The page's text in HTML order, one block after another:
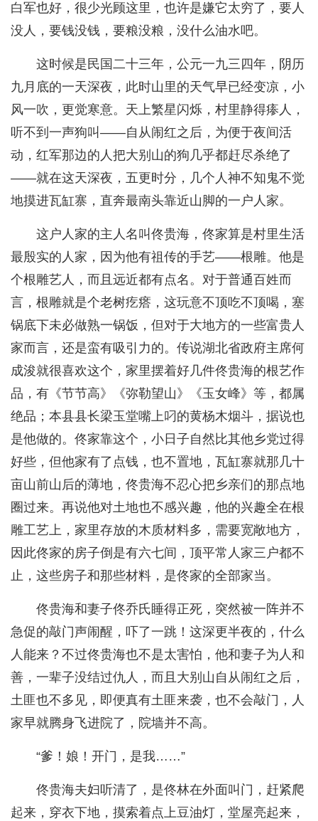
白军也好，很少光顾这里，也许是嫌它太穷了，要人
没人，要钱没钱，要粮没粮，没什么油水吧。
这时候是民国二十三年，公元一九三四年，阴历
九月底的一天深夜，此时山里的天气早已经变凉，小
风一吹，更觉寒意。天上繁星闪烁，村里静得瘆人，
听不到一声狗叫——自从闹红之后，为便于夜间活
动，红军那边的人把大别山的狗几乎都赶尽杀绝了
——就在这天深夜，五更时分，几个人神不知鬼不觉
地摸进瓦缸寨，直奔最南头靠近山脚的一户人家。
这户人家的主人名叫佟贵海，佟家算是村里生活
最殷实的人家，因为他有祖传的手艺——根雕。他是
个根雕艺人，而且远近都有点名。对于普通百姓而
言，根雕就是个老树疙瘩，这玩意不顶吃不顶喝，塞
锅底下未必做熟一锅饭，但对于大地方的一些富贵人
家而言，还是蛮有吸引力的。传说湖北省政府主席何
成浚就很喜欢这个，家里摆着好几件佟贵海的根艺作
品，有《节节高》《弥勒望山》《玉女峰》等，都属
绝品；本县县长梁玉堂嘴上叼的黄杨木烟斗，据说也
是他做的。佟家靠这个，小日子自然比其他乡党过得
好些，但他家有了点钱，也不置地，瓦缸寨就那几十
亩山前山后的薄地，佟贵海不忍心把乡亲们的那点地
圈过来。再说他对土地也不感兴趣，他的兴趣全在根
雕工艺上，家里存放的木质材料多，需要宽敞地方，
因此佟家的房子倒是有六七间，顶平常人家三户都不
止，这些房子和那些材料，是佟家的全部家当。
佟贵海和妻子佟乔氏睡得正死，突然被一阵并不
急促的敲门声闹醒，吓了一跳！这深更半夜的，什么
人能来？不过佟贵海也不是太害怕，他和妻子为人和
善，一辈子没结过仇人，而且大别山自从闹红之后，
土匪也不多见，即便真有土匪来袭，也不会敲门，人
家早就腾身飞进院了，院墙并不高。
“爹！娘！开门，是我……”
佟贵海夫妇听清了，是佟林在外面叫门，赶紧爬
起来，穿衣下地，摸索着点上豆油灯，堂屋亮起来，